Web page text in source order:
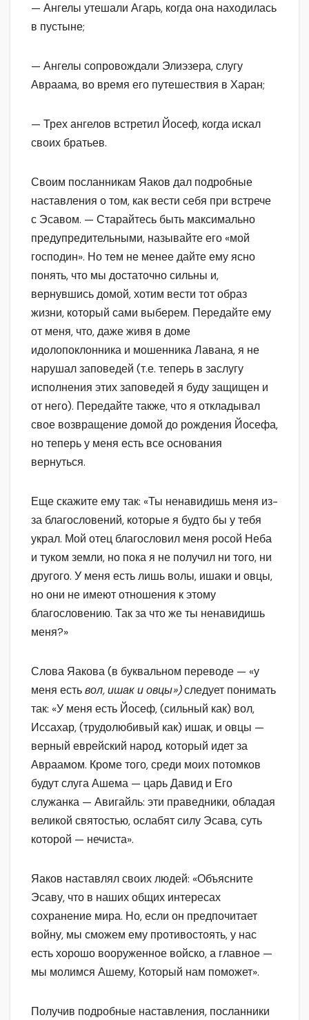
— Ангелы утешали Агарь, когда она находилась
в пустыне;
— Ангелы сопровождали Элиэзера, слугу
Авраама, во время его путешествия в Харан;
— Трех ангелов встретил Йосеф, когда искал
своих братьев.
Своим посланникам Яаков дал подробные
наставления о том, как вести себя при встрече
с Эсавом. — Старайтесь быть максимально
предупредительными, называйте его «мой
господин». Но тем не менее дайте ему ясно
понять, что мы достаточно сильны и,
вернувшись домой, хотим вести тот образ
жизни, который сами выберем. Передайте ему
от меня, что, даже живя в доме
идолопоклонника и мошенника Лавана, я не
нарушал заповедей (т.е. теперь в заслугу
исполнения этих заповедей я буду защищен и
от него). Передайте также, что я откладывал
свое возвращение домой до рождения Йосефа,
но теперь у меня есть все основания
вернуться.
Еще скажите ему так: «Ты ненавидишь меня из-
за благословений, которые я будто бы у тебя
украл. Мой отец благословил меня росой Неба
и туком земли, но пока я не получил ни того, ни
другого. У меня есть лишь волы, ишаки и овцы,
но они не имеют отношения к этому
благословению. Так за что же ты ненавидишь
меня?»
Слова Яакова (в буквальном переводе — «у
меня естьвол, ишак и овцы»)следует понимать
так: «У меня есть Йосеф, (сильный как) вол,
Иссахар, (трудолюбивый как) ишак, и овцы —
верный еврейский народ, который идет за
Авраамом. Кроме того, среди моих потомков
будут слуга Ашема — царь Давид и Его
служанка — Авигайль: эти праведники, обладая
великой святостью, ослабят силу Эсава, суть
которой — нечиста».
Яаков наставлял своих людей: «Объясните
Эсаву, что в наших общих интересах
сохранение мира. Но, если он предпочитает
войну, мы сможем ему противостоять, у нас
есть хорошо вооруженное войско, а главное —
мы молимся Ашему, Который нам поможет».
Получив подробные наставления, посланники